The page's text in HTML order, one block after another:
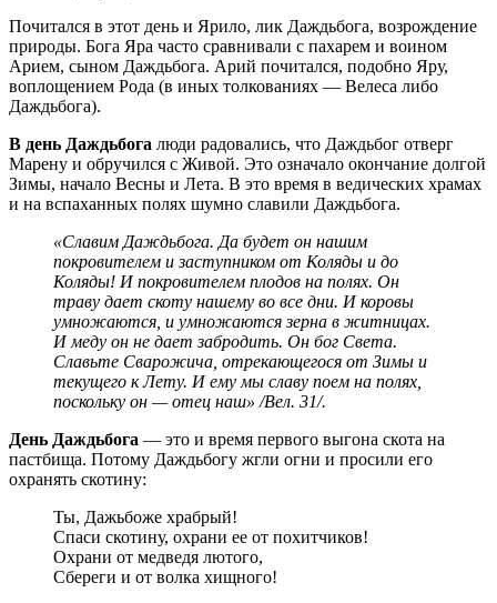
Почитался в этот день и Ярило, лик Даждьбога, возрождение
природы. Бога Яра часто сравнивали с пахарем и воином
Арием, сыном Даждьбога. Арий почитался, подобно Яру,
воплощением Рода (в иных толкованиях — Велеса либо
Даждьбога).
В день Даждьбога люди радовались, что Даждьбог отверг
Марену и обручился с Живой. Это означало окончание долгой
Зимы, начало Весны и Лета. В это время в ведических храмах
и на вспаханных полях шумно славили Даждьбога.
«Славим Даждьбога. Да будет он нашим
покровителем и заступником от Коляды и до
Коляды! И покровителем плодов на полях. Он
траву дает скоту нашему во все дни. И коровы
умножаются, и умножаются зерна в житницах.
И меду он не дает забродить. Он бог Света.
Славьте Сварожича, отрекающегося от Зимы и
текущего к Лету. И ему мы славу поем на полях,
поскольку он — отец наш» /Вел. 31/.
День Даждьбога — это и время первого выгона скота на
пастбища. Потому Даждьбогу жгли огни и просили его
охранять скотину:
Ты, Дажьбоже храбрый!
Спаси скотину, охрани ее от похитчиков!
Охрани от медведя лютого,
Сбереги и от волка хищного!